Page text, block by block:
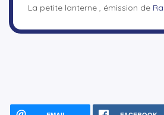
La petite lanterne , émission de